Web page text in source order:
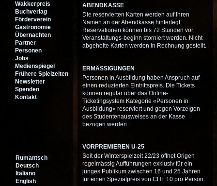
Wakkerpreis
Buchverlag
Förderverein
Gastronomie
Übernachten
Partner
Personen
Jobs
Medienspiegel
Frühere Spielzeiten
Newsletter
Spenden
Kontakt
Rumantsch
Deutsch
Italiano
English
ABENDKASSE
Die reservierten Karten werden auf Ihren
Namen an der Abendkasse hinterlegt.
Reservationen können bis 72 Stunden vor
Veranstaltungs-beginn storniert werden. Nicht
abgeholte Karten werden in Rechnung gestellt.
ERMÄSSIGUNGEN
Personen in Ausbildung haben Anspruch auf
einen reduzierten Eintrittspreis. Die Tickets
können regulär über das Online-
Ticketingsystem Kategorie «Personen in
Ausbildung» reserviert und gegen Vorzeigen
des Studentenausweises an der Kasse
bezogen werden.
VORPREMIEREN U-25
Seit der Winterspielzeit 22/23 öffnet Origen
regelmässig Aufführungen exklusiv für ein
junges Publikum zwischen 16 und 25 Jahren
für einen Spezialpreis von CHF 10 pro Person.